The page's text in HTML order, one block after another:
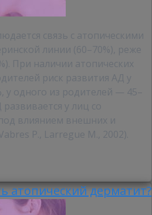
связь с атопическими
линии (60–70%), реже
При наличии атопических
риск развития АД у
у одного из родителей — 45–
у лиц со
влиянием внешних и
P., Larregue M., 2002).
атопический дерматит?